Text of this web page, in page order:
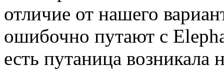
отличие от нашего
ошибочно путают с
есть путаница возникала